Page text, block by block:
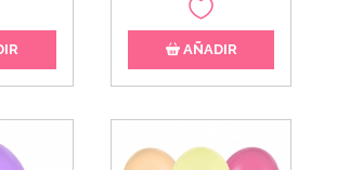
AÑADIR